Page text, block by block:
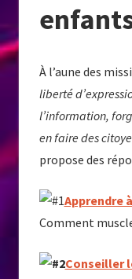
À l’aune des
liberté
l’information,
en faire des
propose des
Apprendre
Comment
Conseiller